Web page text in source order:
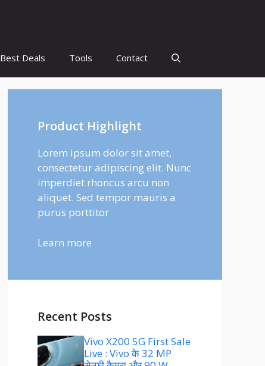
Best Deals Tools Contact
Product Highlight
Lorem ipsum dolor sit amet,
consectetur adipiscing elit. Nunc
imperdiet rhoncus arcu non
aliquet. Sed tempor mauris a
purus porttitor
Learn more
Recent Posts
Vivo X200 5G First Sale
Live : Vivo के 32 MP